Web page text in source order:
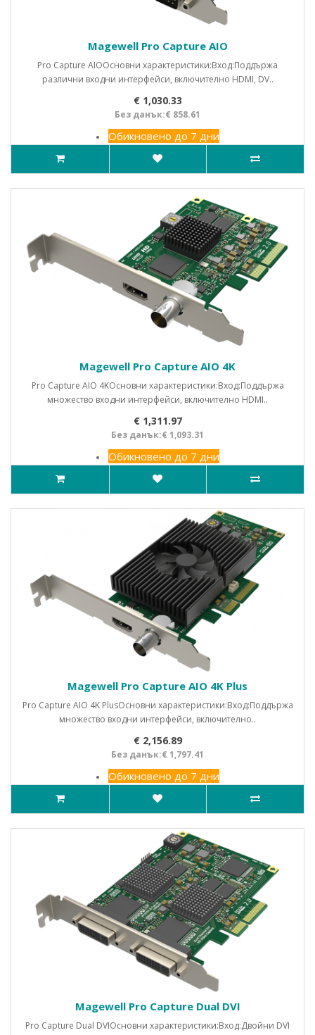
Magewell Pro Capture AIO
Pro Capture AIOОсновни характеристики:Вход:Поддържа
различни входни интерфейси, включително HDMI, DV..
€ 1,030.33
Без данък:€ 858.61
Обикновено до 7 дни
Magewell Pro Capture AIO 4K
Pro Capture AIO 4KОсновни характеристики:Вход:Поддържа
множество входни интерфейси, включително HDMI..
€ 1,311.97
Без данък:€ 1,093.31
Обикновено до 7 дни
Magewell Pro Capture AIO 4K Plus
Pro Capture AIO 4K PlusОсновни характеристики:Вход:Поддържа
множество входни интерфейси, включително..
€ 2,156.89
Без данък:€ 1,797.41
Обикновено до 7 дни
Magewell Pro Capture Dual DVI
Pro Capture Dual DVIОсновни характеристики:Вход:Двойни DVI